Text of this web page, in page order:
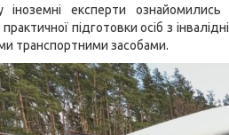
іноземні експерти
підготовки осіб з
транспортними засобами.